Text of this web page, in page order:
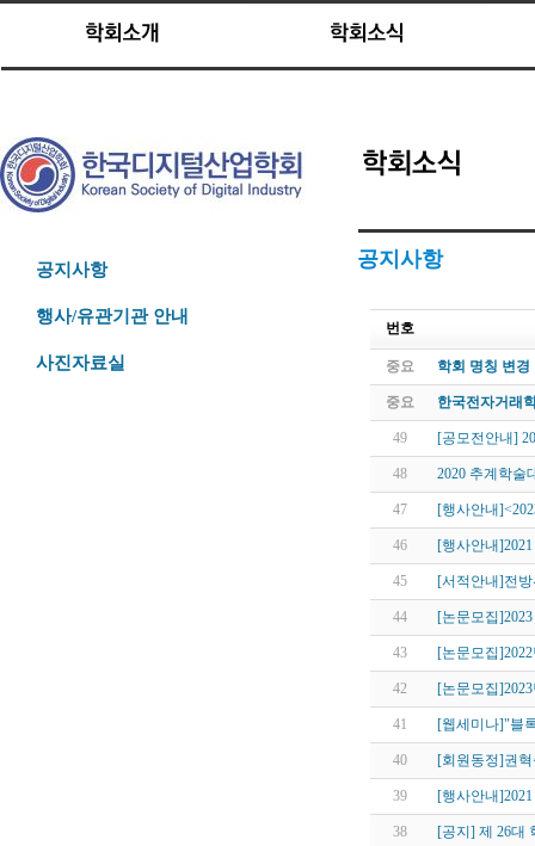
공지사항
행사/유관기관 안내
사진자료실
공지사항
번호
중요 학회 명칭 변
중요 한국전자거래
49 [공모전안내]
48 2020 추계학술
47 [행사안내
46 [행사안내
45 [서적안내]전
44 [논문모집
43 [논문모집
42 [논문모집
41 [웹세미나]"블
40 [회원동정]권
39 [행사안내
38 [공지] 제 26대